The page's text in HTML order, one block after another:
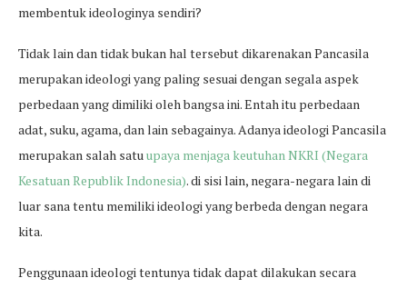
membentuk ideologinya sendiri?
Tidak lain dan tidak bukan hal tersebut dikarenakan Pancasila
merupakan ideologi yang paling sesuai dengan segala aspek
perbedaan yang dimiliki oleh bangsa ini. Entah itu perbedaan
adat, suku, agama, dan lain sebagainya. Adanya ideologi Pancasila
merupakan salah satuupaya menjaga keutuhan NKRI (Negara
Kesatuan Republik Indonesia). di sisi lain, negara-negara lain di
luar sana tentu memiliki ideologi yang berbeda dengan negara
kita.
Penggunaan ideologi tentunya tidak dapat dilakukan secara